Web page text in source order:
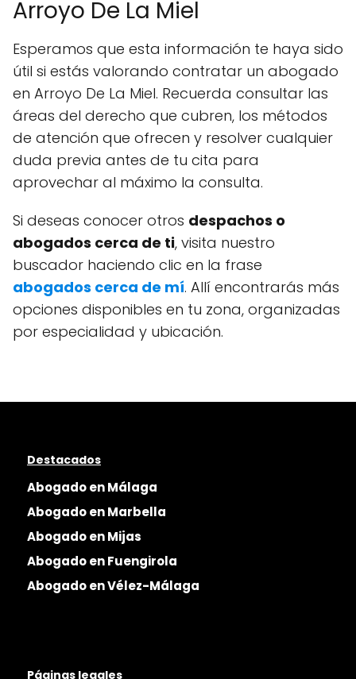
Arroyo De La Miel
Esperamos que esta información te haya sido
útil si estás valorando contratar un abogado
en Arroyo De La Miel. Recuerda consultar las
áreas del derecho que cubren, los métodos
de atención que ofrecen y resolver cualquier
duda previa antes de tu cita para
aprovechar al máximo la consulta.
Si deseas conocer otros despachos o
abogados cerca de ti, visita nuestro
buscador haciendo clic en la frase
abogados cerca de mí. Allí encontrarás más
opciones disponibles en tu zona, organizadas
por especialidad y ubicación.
Destacados
Abogado en Málaga
Abogado en Marbella
Abogado en Mijas
Abogado en Fuengirola
Abogado en Vélez-Málaga
Páginas legales